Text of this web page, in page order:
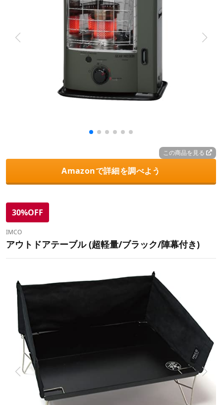
この商品を見る
Amazonで詳細を調べよう
30%OFF
IMCO
アウトドアテーブル (超軽量/ブラック/陣幕付き)